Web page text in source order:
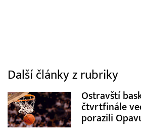
Další články z rubriky
Ostravští
čtvrtfinále
porazili